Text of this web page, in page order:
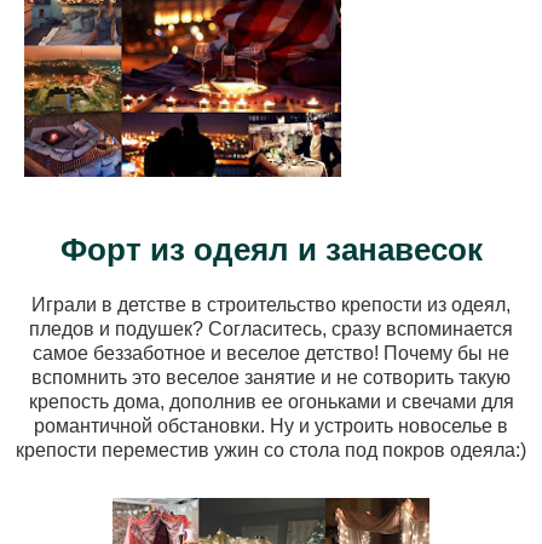
Форт из одеял и занавесок
Играли в детстве в строительство крепости из одеял,
пледов и подушек? Согласитесь, сразу вспоминается
самое беззаботное и веселое детство! Почему бы не
вспомнить это веселое занятие и не сотворить такую
крепость дома, дополнив ее огоньками и свечами для
романтичной обстановки. Ну и устроить новоселье в
крепости переместив ужин со стола под покров одеяла:)